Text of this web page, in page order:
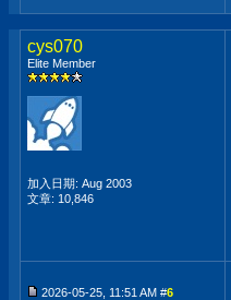
cys070
Elite Member
加入日期: Aug 2003
文章: 10,846
2026-05-25, 11:51 AM #6